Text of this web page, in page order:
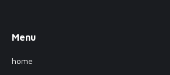
Menu
home